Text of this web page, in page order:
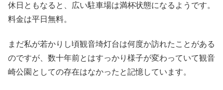
休日ともなると、広い駐車場は満杯状態になるようです。
料金は平日無料。
まだ私が若かりし頃観音埼灯台は何度か訪れたことがある
のですが、数十年前とはすっかり様子が変わっていて観音
崎公園としての存在はなかったと記憶しています。